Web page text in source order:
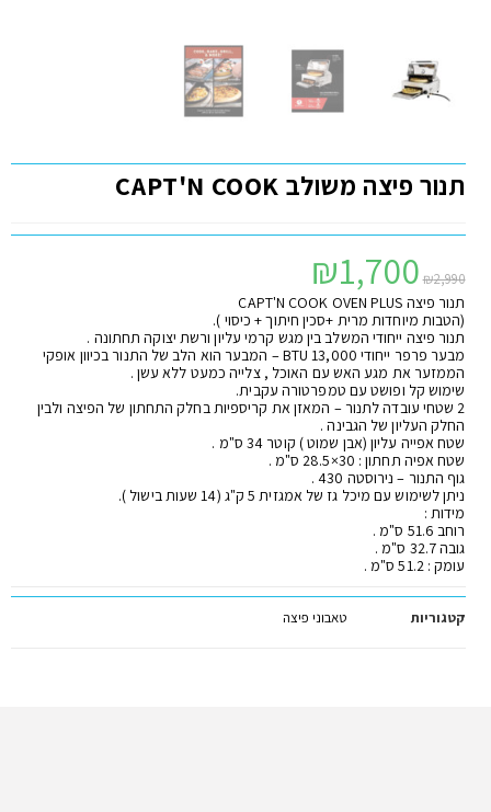
תנור פיצה משולב CAPT'N COOK
₪2,990
₪1,700
תנור פיצה CAPT'N COOK OVEN PLUS
(הטבות מיוחדות מרית +סכין חיתוך + כיסוי ).
תנור פיצה ייחודי המשלב בין מגש קרמי עליון ורשת יצוקה תחתונה .
מבער פרפר ייחודי BTU 13,000 – המבער הוא הלב של התנור בכיוון אופקי
הממזער את מגע האש עם האוכל , צלייה כמעט ללא עשן .
שימוש קל ופושט עם טמפרטורה עקבית.
2 שטחי עובדה לתנור – המאזן את קריספיות בחלק התחתון של הפיצה ולבין
החלק העליון של הגבינה .
שטח אפייה עליון (אבן שמוט ) קוטר 34 ס"מ .
שטח אפיה תחתון : 30×28.5 ס"מ .
גוף התנור – נירוסטה 430 .
ניתן לשימוש עם מיכל גז של אמגזית 5 ק"ג (14 שעות בישול ).
מידות :
רוחב 51.6 ס"מ .
גובה 32.7 ס"מ .
עומק : 51.2 ס"מ .
קטגוריות טאבוני פיצה